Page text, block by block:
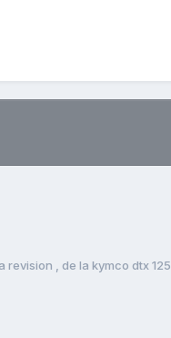
revision , de la kymco dtx 125